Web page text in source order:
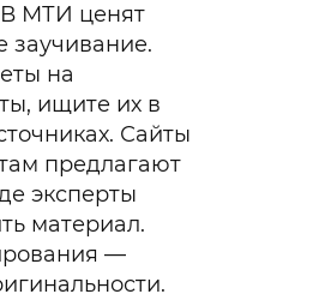
В МТИ ценят
заучивание.
на
ищите их в
Сайты
предлагают
эксперты
материал.
—